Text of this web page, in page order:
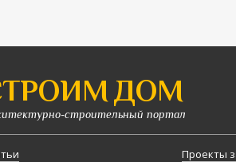
ДОМ
строительный портал
Проекты